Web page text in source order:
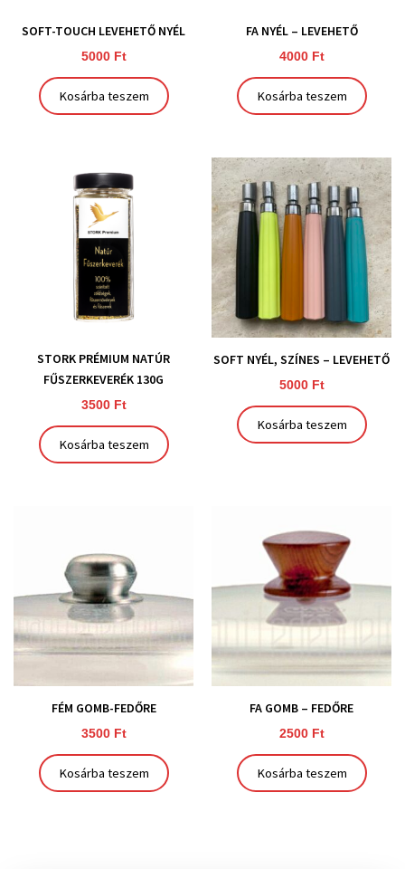
SOFT-TOUCH LEVEHETŐ NYÉL
5000 Ft
Kosárba teszem
FA NYÉL – LEVEHETŐ
4000 Ft
Kosárba teszem
STORK PRÉMIUM NATÚR
FŰSZERKEVERÉK 130G
3500 Ft
Kosárba teszem
SOFT NYÉL, SZÍNES – LEVEHETŐ
5000 Ft
Kosárba teszem
FÉM GOMB-FEDŐRE
3500 Ft
Kosárba teszem
FA GOMB – FEDŐRE
2500 Ft
Kosárba teszem